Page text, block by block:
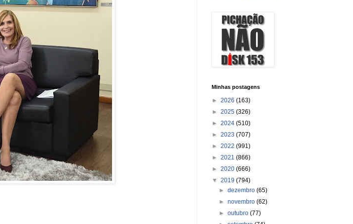
Minhas postagens
► 2026 (163)
► 2025 (326)
► 2024 (510)
► 2023 (707)
► 2022 (991)
► 2021 (866)
► 2020 (666)
▼ 2019 (794)
►dezembro(65)
►novembro(62)
►outubro(77)